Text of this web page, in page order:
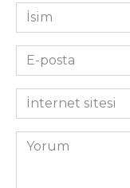
İsim
*
E-
posta
*İnternet
sitesi
Yorum